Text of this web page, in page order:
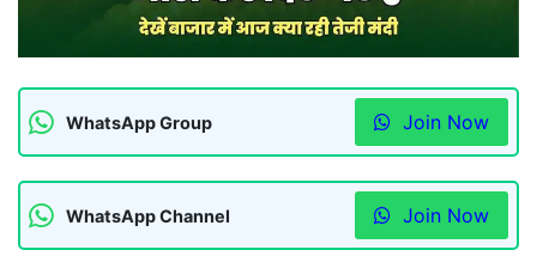
WhatsApp Group Join Now
WhatsApp Channel Join Now